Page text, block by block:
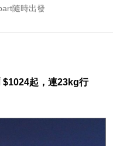
隨時出發
$1024起，連23kg行